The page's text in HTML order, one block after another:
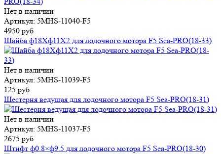
Нет в наличии
Артикул: 5MHS-11040-F5
4950 руб
Шайба ф18Xф11X2 для лодочного мотора F5 Sea-PRO(18-33)
Нет в наличии
Артикул: 5MHS-11039-F5
125 руб
Шестерня ведущая для лодочного мотора F5 Sea-PRO(18-31)
Нет в наличии
Артикул: 5MHS-11037-F5
2675 руб
Штифт ф0.8×ф9.5 для лодочного мотора F5 Sea-PRO(18-30)